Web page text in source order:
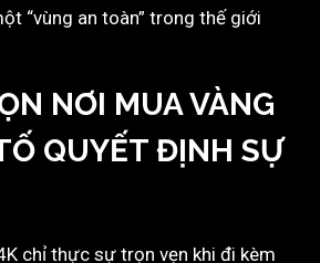
“vùng an toàn” trong thế giới
NƠI MUA VÀNG
QUYẾT ĐỊNH SỰ
chỉ thực sự trọn vẹn khi đi kèm